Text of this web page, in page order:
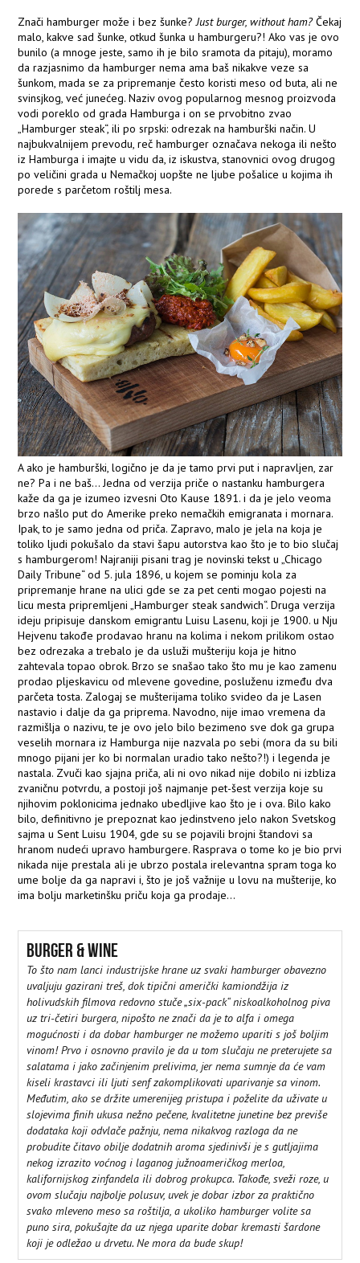
Znači hamburger može i bez šunke?Just burger, without ham?Čekaj
malo, kakve sad šunke, otkud šunka u hamburgeru?! Ako vas je ovo
bunilo (a mnoge jeste, samo ih je bilo sramota da pitaju), moramo
da razjasnimo da hamburger nema ama baš nikakve veze sa
šunkom, mada se za pripremanje često koristi meso od buta, ali ne
svinsjkog, već junećeg. Naziv ovog popularnog mesnog proizvoda
vodi poreklo od grada Hamburga i on se prvobitno zvao
„Hamburger steak“, ili po srpski: odrezak na hamburški način. U
najbukvalnijem prevodu, reč hamburger označava nekoga ili nešto
iz Hamburga i imajte u vidu da, iz iskustva, stanovnici ovog drugog
po veličini grada u Nemačkoj uopšte ne ljube pošalice u kojima ih
porede s parčetom roštilj mesa.
A ako je hamburški, logično je da je tamo prvi put i napravljen, zar
ne? Pa i ne baš... Jedna od verzija priče o nastanku hamburgera
kaže da ga je izumeo izvesni Oto Kause 1891. i da je jelo veoma
brzo našlo put do Amerike preko nemačkih emigranata i mornara.
Ipak, to je samo jedna od priča. Zapravo, malo je jela na koja je
toliko ljudi pokušalo da stavi šapu autorstva kao što je to bio slučaj
s hamburgerom! Najraniji pisani trag je novinski tekst u „Chicago
Daily Tribune“ od 5. jula 1896, u kojem se pominju kola za
pripremanje hrane na ulici gde se za pet centi mogao pojesti na
licu mesta pripremljeni „Hamburger steak sandwich“. Druga verzija
ideju pripisuje danskom emigrantu Luisu Lasenu, koji je 1900. u Nju
Hejvenu takođe prodavao hranu na kolima i nekom prilikom ostao
bez odrezaka a trebalo je da usluži mušteriju koja je hitno
zahtevala topao obrok. Brzo se snašao tako što mu je kao zamenu
prodao pljeskavicu od mlevene govedine, posluženu između dva
parčeta tosta. Zalogaj se mušterijama toliko svideo da je Lasen
nastavio i dalje da ga priprema. Navodno, nije imao vremena da
razmišlja o nazivu, te je ovo jelo bilo bezimeno sve dok ga grupa
veselih mornara iz Hamburga nije nazvala po sebi (mora da su bili
mnogo pijani jer ko bi normalan uradio tako nešto?!) i legenda je
nastala. Zvuči kao sjajna priča, ali ni ovo nikad nije dobilo ni izbliza
zvaničnu potvrdu, a postoji još najmanje pet-šest verzija koje su
njihovim poklonicima jednako ubedljive kao što je i ova. Bilo kako
bilo, definitivno je prepoznat kao jedinstveno jelo nakon Svetskog
sajma u Sent Luisu 1904, gde su se pojavili brojni štandovi sa
hranom nudeći upravo hamburgere. Rasprava o tome ko je bio prvi
nikada nije prestala ali je ubrzo postala irelevantna spram toga ko
ume bolje da ga napravi i, što je još važnije u lovu na mušterije, ko
ima bolju marketinšku priču koja ga prodaje...
BURGER & WINE
To što nam lanci industrijske hrane uz svaki hamburger obavezno
uvaljuju gazirani treš, dok tipični američki kamiondžija iz
holivudskih filmova redovno stuče „six-pack“ niskoalkoholnog piva
uz tri-četiri burgera, nipošto ne znači da je to alfa i omega
mogućnosti i da dobar hamburger ne možemo upariti s još boljim
vinom! Prvo i osnovno pravilo je da u tom slučaju ne preterujete sa
salatama i jako začinjenim prelivima, jer nema sumnje da će vam
kiseli krastavci ili ljuti senf zakomplikovati uparivanje sa vinom.
Međutim, ako se držite umerenijeg pristupa i poželite da uživate u
slojevima finih ukusa nežno pečene, kvalitetne junetine bez previše
dodataka koji odvlače pažnju, nema nikakvog razloga da ne
probudite čitavo obilje dodatnih aroma sjedinivši je s gutljajima
nekog izrazito voćnog i laganog južnoameričkog merloa,
kalifornijskog zinfandela ili dobrog prokupca. Takođe, sveži roze, u
ovom slučaju najbolje polusuv, uvek je dobar izbor za praktično
svako mleveno meso sa roštilja, a ukoliko hamburger volite sa
puno sira, pokušajte da uz njega uparite dobar kremasti šardone
koji je odležao u drvetu. Ne mora da bude skup!